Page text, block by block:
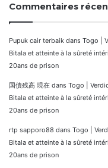
Commentaires
Pupuk cair terbaik dans Togo |
Bitala et atteinte à la sûreté
20ans de prison
国債残高 現在 dans Togo |
Bitala et atteinte à la sûreté
20ans de prison
rtp sapporo88 dans Togo |
Bitala et atteinte à la sûreté
20ans de prison